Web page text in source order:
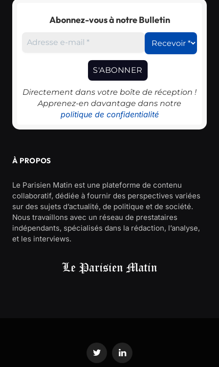
Abonnez-vous à notre Bulletin
Directement dans votre boîte de réception !
Apprenez-en davantage dans notre
politique de confidentialité
À PROPOS
Le Parisien Matin est une plateforme de contenu
collaboratif, dédiée à fournir des perspectives variées
sur des sujets d’actualité, de politique et de société.
Nous travaillons avec un réseau de prestataires
indépendants, spécialisés dans la rédaction, l’analyse,
et les interviews.
Twitter LinkedIn